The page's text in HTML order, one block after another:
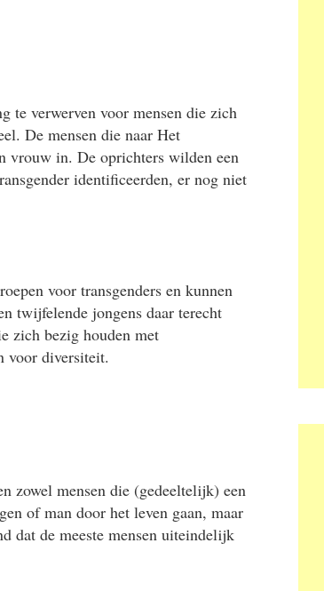
te verwerven voor mensen die zich
De mensen die naar Het
vrouw in. De oprichters wilden een
identificeerden, er nog niet
voor transgenders en kunnen
twijfelende jongens daar terecht
zich bezig houden met
voor diversiteit.
zowel mensen die (gedeeltelijk) een
of man door het leven gaan, maar
dat de meeste mensen uiteindelijk